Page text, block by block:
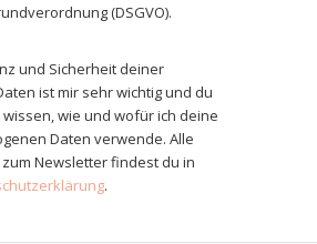
(DSGVO).
und Sicherheit deiner
ist mir sehr wichtig und du
wie und wofür ich deine
Daten verwende. Alle
Newsletter findest du in
.